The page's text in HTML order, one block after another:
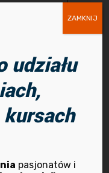
.
udziału
pasjonatów i
ZAMKNIJ